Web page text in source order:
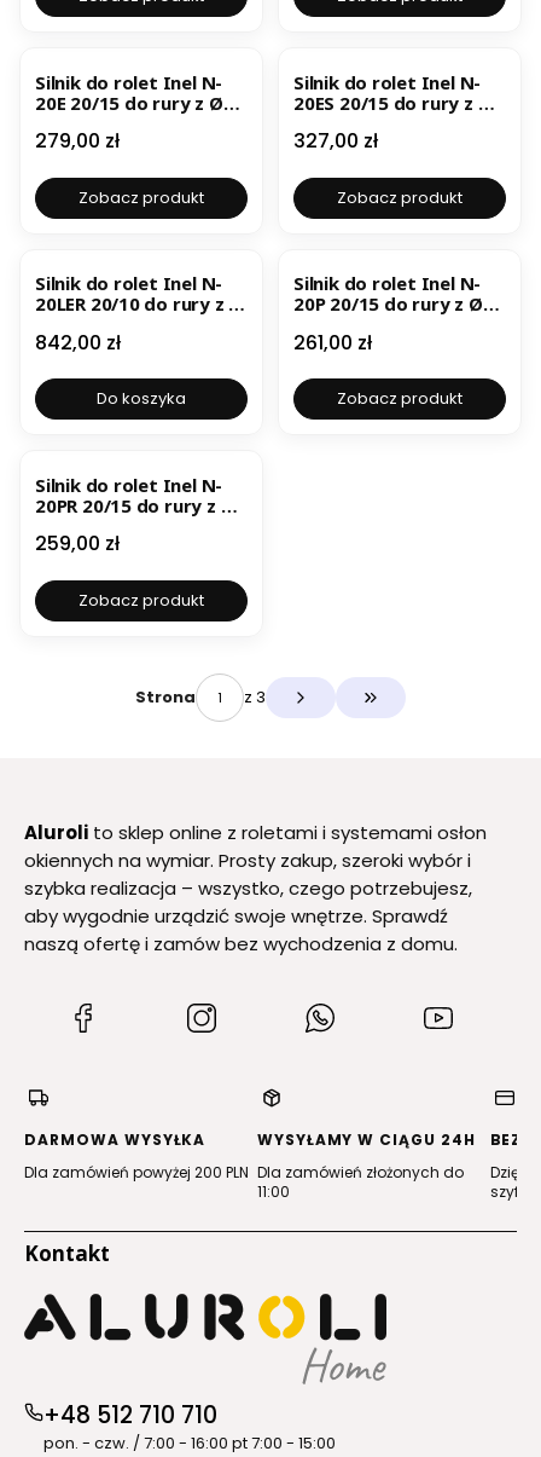
Silnik do rolet Inel N-
20E 20/15 do rury z Ø
wykrywania przeszkód
Cena
279,00 zł
Zobacz produkt
Silnik do rolet Inel N-
20ES 20/15 do rury z Ø
wykrywania przeszkód
Cena
327,00 zł
Zobacz produkt
Silnik do rolet Inel N-
20LER 20/10 do rury z Ø
wbudowanym
i akumulatorem oraz
panelem słonecznym
Cena
842,00 zł
Do koszyka
Silnik do rolet Inel N-
20P 20/15 do rury z Ø
przeciążenia
Cena
261,00 zł
Zobacz produkt
Silnik do rolet Inel N-
20PR 20/15 do rury z Ø
odbiornikiem radiowym
przeciążenia
Cena
259,00 zł
Zobacz produkt
Strona z 3 Przejdź do ostatniej
Aluroli to sklep online z roletami i systemami osłon
okiennych na wymiar. Prosty zakup, szeroki wybór i
szybka realizacja – wszystko, czego potrzebujesz,
aby wygodnie urządzić swoje wnętrze. Sprawdź
naszą ofertę i zamów bez wychodzenia z domu.
karcie)
(Otwiera
nowej
karcie)
(Otwiera
karcie)
(Otwiera
nowej
karcie)
DARMOWA WYSYŁKA
Dla zamówień powyżej 200 PLN
WYSYŁAMY W CIĄGU 24H
Dla zamówień złożonych do
11:00
Dzięki
Kontakt
+48 512 710 710
pon. - czw. / 7:00 - 16:00 pt 7:00 - 15:00